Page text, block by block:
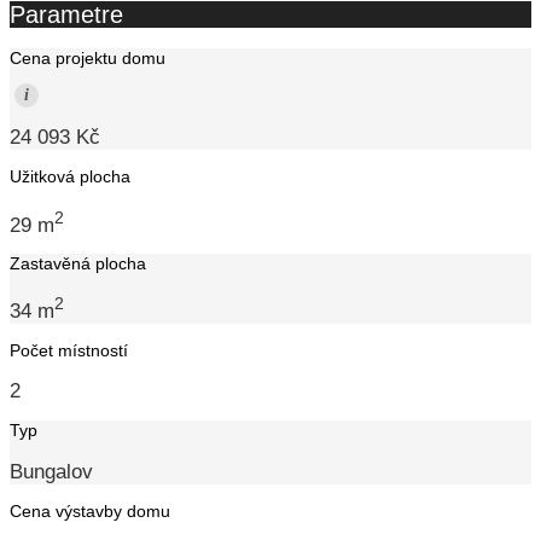
Parametre
Cena projektu domu
i
24 093 Kč
Užitková plocha
29 m2
Zastavěná plocha
34 m2
Počet místností
2
Typ
Bungalov
Cena výstavby domu